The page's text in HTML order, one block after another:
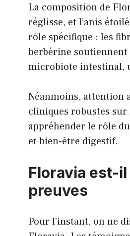
La composition de
réglisse, et l’anis
rôle spécifique : les
berbérine
microbiote intestinal,
Néanmoins, attention
cliniques robustes sur
appréhender le rôle
et bien-être digestif.
Floravia est-
preuves
Pour l’instant, on ne